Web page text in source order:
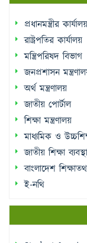
জনপ্রশাসন মন্ত্রণালয়
অর্থ মন্ত্রণালয়
জাতীয় পোর্টাল
শিক্ষা মন্ত্রণালয়
মাধ্যমিক ও
জাতীয় শিক্ষা
বাংলাদেশ
ই-নথি
Student Log in